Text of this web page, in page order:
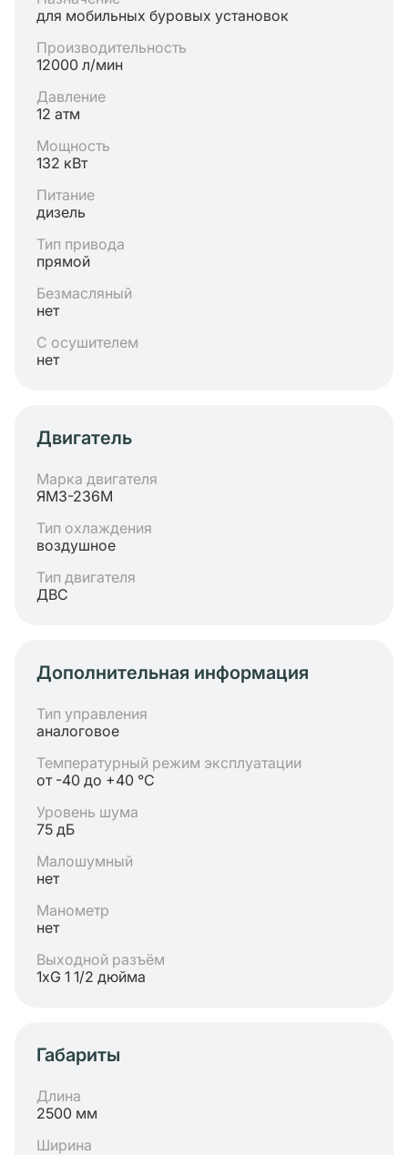
для мобильных буровых установок
Производительность
12000 л/мин
Давление
12 атм
Мощность
132 кВт
Питание
дизель
Тип привода
прямой
Безмасляный
нет
С осушителем
нет
Двигатель
Марка двигателя
ЯМЗ-236М
Тип охлаждения
воздушное
Тип двигателя
ДВС
Дополнительная информация
Тип управления
аналоговое
Температурный режим эксплуатации
от -40 до +40 °C
Уровень шума
75 дБ
Малошумный
нет
Манометр
нет
Выходной разъём
1хG 1 1/2 дюйма
Габариты
Длина
2500 мм
Ширина